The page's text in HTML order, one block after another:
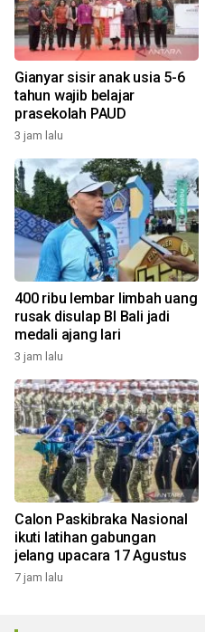
Gianyar sisir anak usia 5-6
tahun wajib belajar
prasekolah PAUD
3 jam lalu
400 ribu lembar limbah uang
rusak disulap BI Bali jadi
medali ajang lari
3 jam lalu
Calon Paskibraka Nasional
ikuti latihan gabungan
jelang upacara 17 Agustus
7 jam lalu